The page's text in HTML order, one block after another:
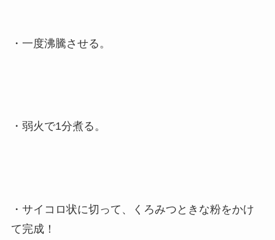
・一度沸騰させる。
・弱火で1分煮る。
・サイコロ状に切って、くろみつときな粉をかけ
て完成！